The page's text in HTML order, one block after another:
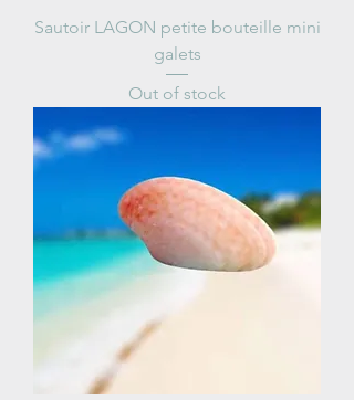
Sautoir LAGON petite bouteille mini
galets
Out of stock